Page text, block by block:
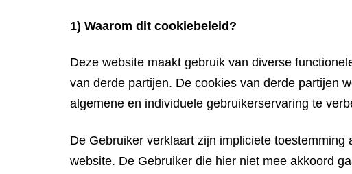
1) Waarom dit cookiebeleid?
Deze website maakt gebruik van diverse
van derde partijen. De cookies van derde partijen
algemene en individuele gebruikerservaring te
De Gebruiker verklaart zijn impliciete
website. De Gebruiker die hier niet mee akkoord